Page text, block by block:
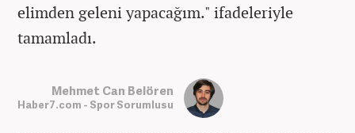
elimden geleni yapacağım." ifadeleriyle
tamamladı.
Mehmet Can Belören
Haber7.com - Spor Sorumlusu